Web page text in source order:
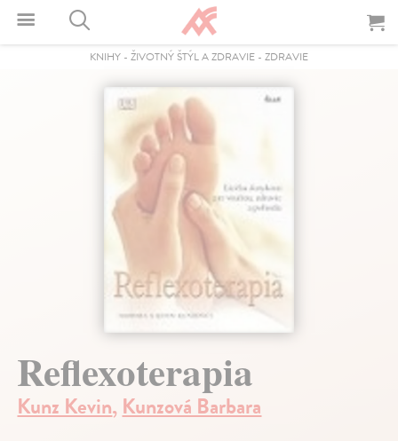
KNIHY - ŽIVOTNÝ ŠTÝL A ZDRAVIE - ZDRAVIE
Reflexoterapia
Kunz Kevin,Kunzová Barbara